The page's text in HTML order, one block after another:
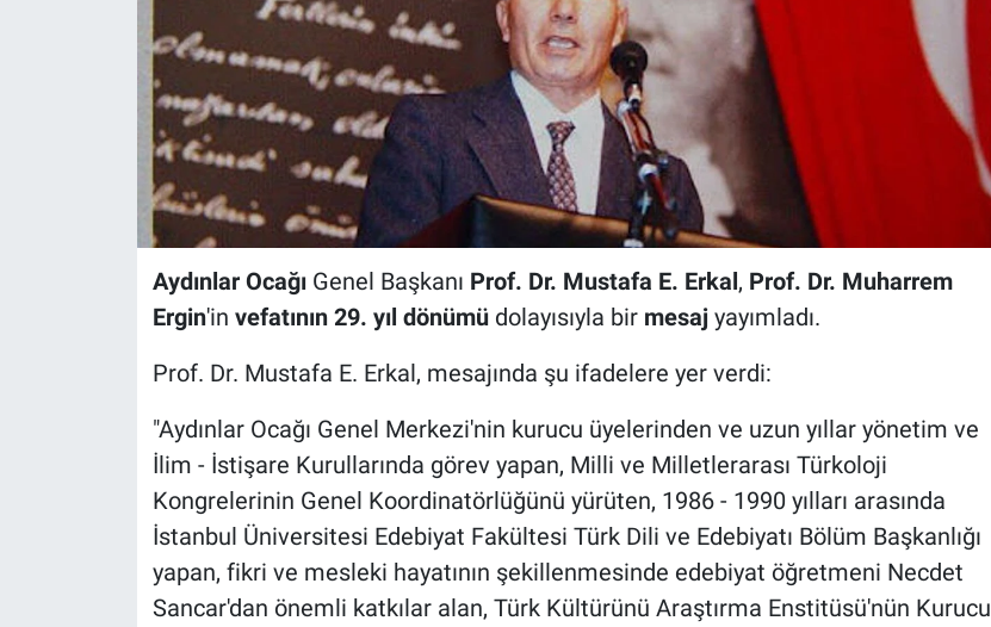
Aydınlar OcağıGenel Başkanı Prof. Dr. Mustafa E. Erkal, Prof. Dr. Muharrem
Ergin'in vefatının 29. yıl dönümü dolayısıyla bir mesajyayımladı.
Prof. Dr. Mustafa E. Erkal, mesajında şu ifadelere yer verdi:
"Aydınlar Ocağı Genel Merkezi'nin kurucu üyelerinden ve uzun yıllar yönetim ve
İlim - İstişare Kurullarında görev yapan, Milli ve Milletlerarası Türkoloji
Kongrelerinin Genel Koordinatörlüğünü yürüten, 1986 - 1990 yılları arasında
İstanbul Üniversitesi Edebiyat Fakültesi Türk Dili ve Edebiyatı Bölüm Başkanlığı
yapan, fikri ve mesleki hayatının şekillenmesinde edebiyat öğretmeni Necdet
Sancar'dan önemli katkılar alan, Türk Kültürünü Araştırma Enstitüsü'nün Kurucu